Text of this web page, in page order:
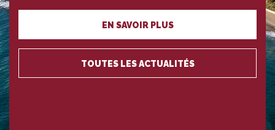
EN SAVOIR PLUS
TOUTES LES ACTUALITÉS